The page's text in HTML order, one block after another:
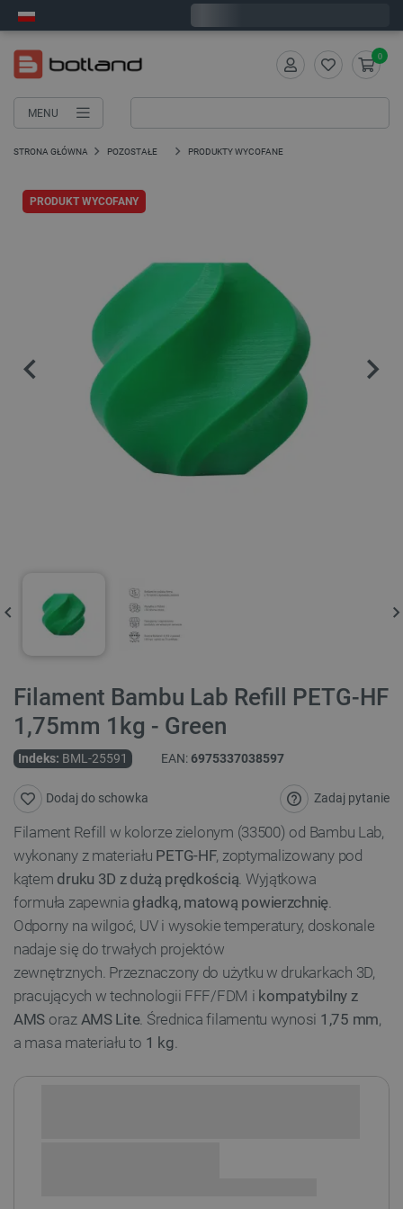
MENU
0
STRONA GŁÓWNA POZOSTAŁE PRODUKTY WYCOFANE
PRODUKT WYCOFANY
Filament Bambu Lab Refill PETG-HF
1,75mm 1kg - Green
Indeks: BML-25591 EAN:6975337038597
Zadaj pytanie
Dodaj do schowka
Filament Refill w kolorze zielonym (33500) od Bambu Lab,
wykonany z materiału PETG-HF, zoptymalizowany pod
kątem druku 3D z dużą prędkością. Wyjątkowa
formuła zapewnia gładką, matową powierzchnię.
Odporny na wilgoć, UV i wysokie temperatury, doskonale
nadaje się do trwałych projektów
zewnętrznych. Przeznaczony do użytku w drukarkach 3D,
pracujących w technologii FFF/FDM i kompatybilny z
AMS oraz AMS Lite. Średnica filamentu wynosi 1,75 mm,
a masa materiału to 1 kg.